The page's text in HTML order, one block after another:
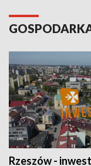
Rzeszów -